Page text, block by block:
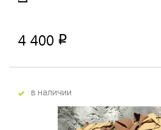
4 400 p
в наличии